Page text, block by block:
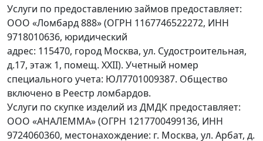
Услуги по предоставлению займов предоставляет:
ООО «Ломбард 888» (ОГРН 1167746522272, ИНН
9718010636, юридический
адрес: 115470, город Москва, ул. Судостроительная,
д.17, этаж 1, помещ. XXII). Учетный номер
специального учета: ЮЛ7701009387. Общество
включено в Реестр ломбардов.
Услуги по скупке изделий из ДМДК предоставляет:
ООО «АНАЛЕММА» (ОГРН 1217700499136, ИНН
9724060360, местонахождение: г. Москва, ул. Арбат, д.